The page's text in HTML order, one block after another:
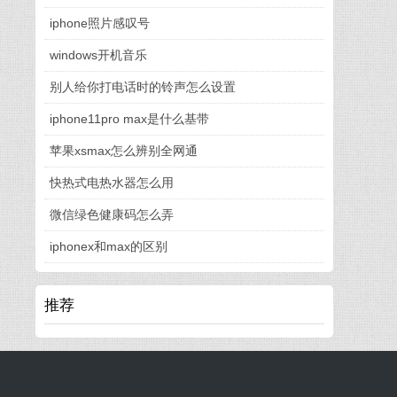
iphone照片感叹号
windows开机音乐
别人给你打电话时的铃声怎么设置
iphone11pro max是什么基带
苹果xsmax怎么辨别全网通
快热式电热水器怎么用
微信绿色健康码怎么弄
iphonex和max的区别
推荐